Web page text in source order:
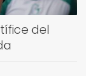
del